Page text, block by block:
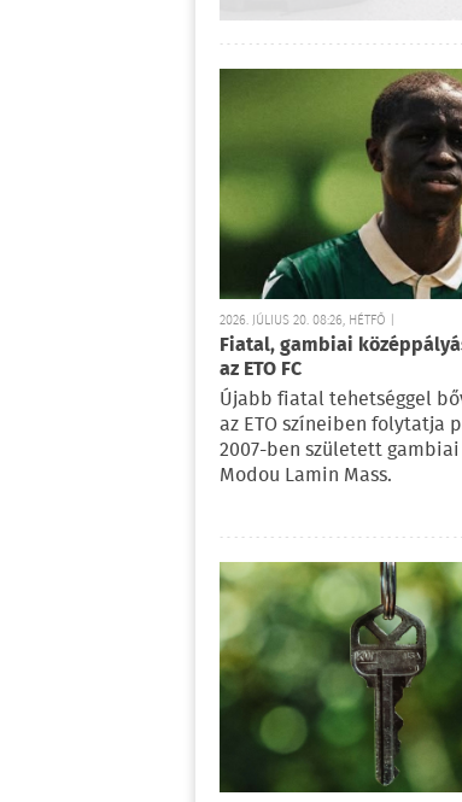
2026. JÚLIUS 20. 08:26, HÉTFŐ |
Fiatal, gambiai
az ETO FC
Újabb fiatal tehetséggel
az ETO színeiben folytatja
2007-ben született
Modou Lamin Mass.